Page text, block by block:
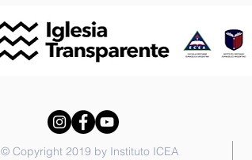
© Copyright 2019 by Instituto ICEA